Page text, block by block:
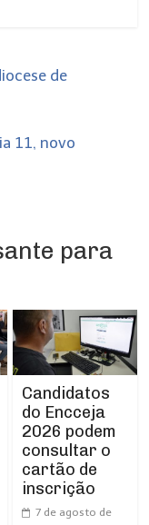
de
11, novo
para
Candidatos
do Encceja
2026 podem
consultar o
cartão de
inscrição
7 de agosto de